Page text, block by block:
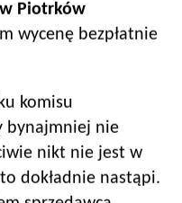
Piotrków
wycenę bezpłatnie
komisu
bynajmniej nie
nikt nie jest w
dokładnie nastąpi.